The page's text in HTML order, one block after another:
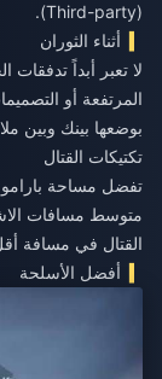
(Third-party).
أثناء الثوران
لا تعبر أبداً
المرتفعة أو
بوضعها بينك وبين
تكتيكات القتال
القتال في مسافة أقل من
أفضل الأسلحة